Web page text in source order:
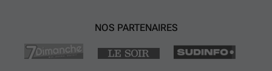
NOS PARTENAIRES